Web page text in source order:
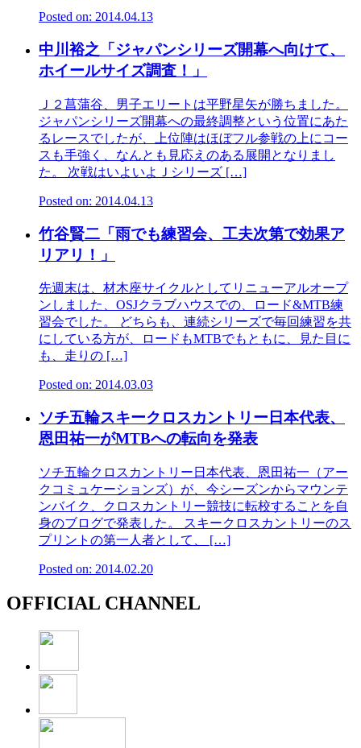
Posted on: 2014.04.13
中川裕之「ジャパンシリーズ開幕へ向けて、
ホイールサイズ調査！」
Ｊ２菖蒲谷、男子エリートは平野星矢が勝ちました。
ジャパンシリーズ開幕への最終調整という位置にあた
るレースでしたが、上位陣はほぼフル参戦の上にコー
スも手強く、なんとも見応えのある展開となりまし
た。 次戦はいよいよＪシリーズ […]
Posted on: 2014.04.13
竹谷賢二「雨でも練習会、工夫次第で効果ア
リアリ！」
先週末は、材木座サイクルとしてリニューアルオープ
ンしました、OSJクラブハウスでの、ロード&MTB練
習会でした。 どちらも、連続シリーズで毎回練習を共
にしている方が、ロードもMTBでもともに、見た目に
も、走りの […]
Posted on: 2014.03.03
ソチ五輪スキークロスカントリー日本代表、
恩田祐一がMTBへの転向を発表
ソチ五輪クロスカントリー日本代表、恩田祐一（アー
クコミュケーションズ）が、今シーズンからマウンテ
ンバイク、クロスカントリー競技に転校することを自
身のブログで発表した。 スキークロスカントリーのス
プリントの第一人者として、 […]
Posted on: 2014.02.20
OFFICIAL CHANNEL